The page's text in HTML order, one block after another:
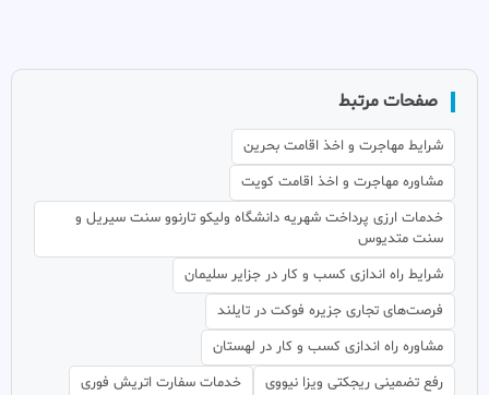
صفحات مرتبط
شرایط مهاجرت و اخذ اقامت بحرین
مشاوره مهاجرت و اخذ اقامت کویت
خدمات ارزی پرداخت شهریه دانشگاه ولیکو تارنوو سنت سیریل و
سنت متدیوس
شرایط راه اندازی کسب و کار در جزایر سلیمان
فرصت‌های تجاری جزیره فوکت در تایلند
مشاوره راه اندازی کسب و کار در لهستان
رفع تضمینی ریجکتی ویزا نیووی
خدمات سفارت اتریش فوری